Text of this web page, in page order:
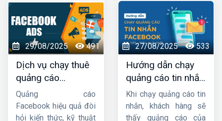
lại ở hướng dẫncách
chọn vị trí quảng cáo
trên Facebookhiệu
quả, mà còn trang bị
cho bạn tư duy chiến
lược để xác định khi
nào nên tận dụng tính
năng tối ưu tự động
của Facebook, khi nào
cần điều chỉnh thủ
đang được rất nhiều cá
nhân, doanh nghiệp
khai thác. Vậy làm thế
nào để có được chiến
dịch chạy quảng cáo
group bán hàng hàng
hiệu quả ? Hôm
nay,Công ty HIGsẽ
hướng dẫn bạncách
chạy quảng cáo
29/08/2025 491
Dịch vụ chạy thuê
quảng cáo
facebook uy tín,
chuyên nghiệp, giá
tốt
Quảng cáo
Facebook hiệu quả đòi
hỏi kiến thức, kỹ thuật
27/08/2025 533
Hướng dẫn chạy
quảng cáo tin nhắn
facebook chi tiết
từ A đến Z
Khi chạy quảng cáo tin
nhắn, khách hàng sẽ
thấy quảng cáo của